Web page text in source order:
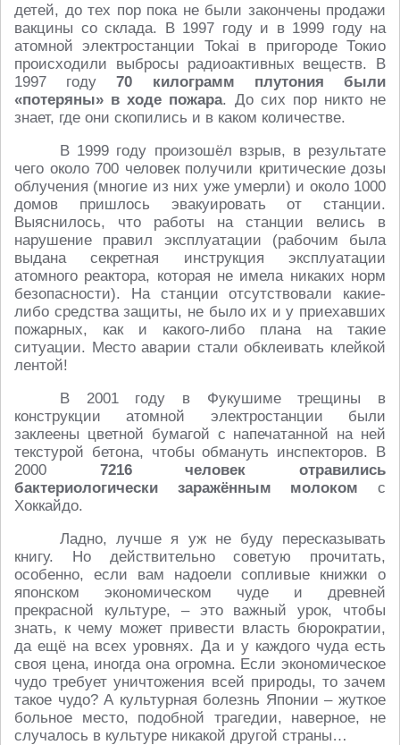
детей, до тех пор пока не были закончены продажи
вакцины со склада. В 1997 году и в 1999 году на
атомной электростанции Tokai в пригороде Токио
происходили выбросы радиоактивных веществ. В
1997 году70 килограмм плутония были
«потеряны» в ходе пожара. До сих пор никто не
знает, где они скопились и в каком количестве.
В 1999 году произошёл взрыв, в результате
чего около 700 человек получили критические дозы
облучения (многие из них уже умерли) и около 1000
домов пришлось эвакуировать от станции.
Выяснилось, что работы на станции велись в
нарушение правил эксплуатации (рабочим была
выдана секретная инструкция эксплуатации
атомного реактора, которая не имела никаких норм
безопасности). На станции отсутствовали какие-
либо средства защиты, не было их и у приехавших
пожарных, как и какого-либо плана на такие
ситуации. Место аварии стали обклеивать клейкой
лентой!
В 2001 году в Фукушиме трещины в
конструкции атомной электростанции были
заклеены цветной бумагой с напечатанной на ней
текстурой бетона, чтобы обмануть инспекторов. В
2000 7216 человек отравились
бактериологически заражённым молоком с
Хоккайдо.
Ладно, лучше я уж не буду пересказывать
книгу. Но действительно советую прочитать,
особенно, если вам надоели сопливые книжки о
японском экономическом чуде и древней
прекрасной культуре, – это важный урок, чтобы
знать, к чему может привести власть бюрократии,
да ещё на всех уровнях. Да и у каждого чуда есть
своя цена, иногда она огромна. Если экономическое
чудо требует уничтожения всей природы, то зачем
такое чудо? А культурная болезнь Японии – жуткое
больное место, подобной трагедии, наверное, не
случалось в культуре никакой другой страны…